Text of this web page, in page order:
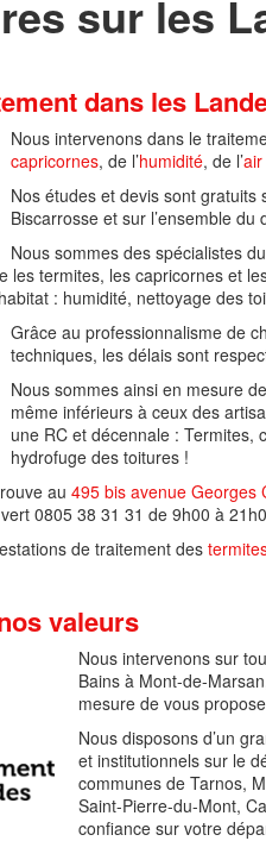
sur les
dans les
Nous intervenons dans le
capricornes, de l’humidité, de l’air
Nos études et devis sont
Biscarrosse et sur l’ensemble
Nous sommes des spécialistes
les termites, les capricornes et
: humidité, nettoyage des
Grâce au professionnalisme de
techniques, les délais sont
Nous sommes ainsi en mesure
même inférieurs à ceux des
une RC et décennale : Termites,
hydrofuge des toitures !
au 495 bis avenue Georges
0805 38 31 31 de 9h00 à
de traitement des
valeurs
Nous intervenons sur
Bains à Mont-de-
mesure de vous
Nous disposons d’un
et institutionnels sur le
communes de Tarnos,
Saint-Pierre-du-Mont,
confiance sur votre